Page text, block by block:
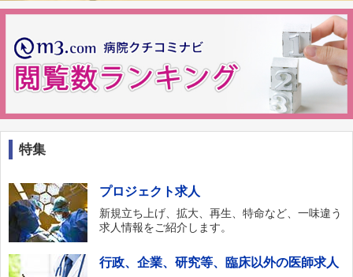
特集
プロジェクト求人
新規立ち上げ、拡大、再生、特命など、一味違う
求人情報をご紹介します。
行政、企業、研究等、臨床以外の医師求人